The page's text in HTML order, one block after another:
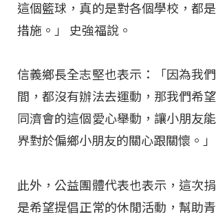
這個籃球，真的是對各個學校，都
措施。」 史強福說。
信義鄉長全志堅也表示：「因為我
間，都沒有辦法去運動，那我們希
同濟會的這個愛心舉動，讓小朋友
界對於偏鄉小朋友的關心跟關懷。」
此外，公益團體代表也表示，這次
是希望提倡正常的休閒活動，幫助